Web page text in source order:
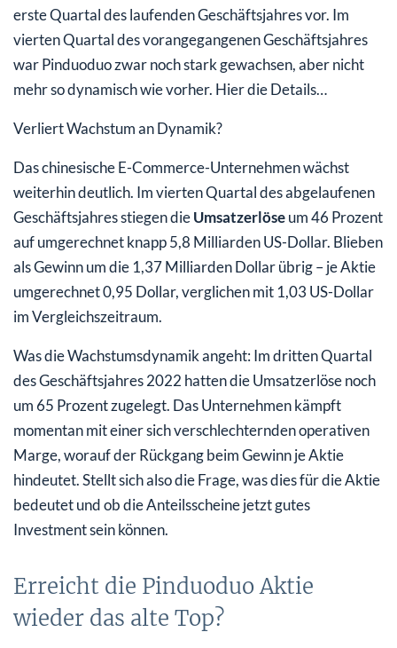
erste Quartal des laufenden Geschäftsjahres vor. Im
vierten Quartal des vorangegangenen Geschäftsjahres
war Pinduoduo zwar noch stark gewachsen, aber nicht
mehr so dynamisch wie vorher. Hier die Details…
Verliert Wachstum an Dynamik?
Das chinesische E-Commerce-Unternehmen wächst
weiterhin deutlich. Im vierten Quartal des abgelaufenen
Geschäftsjahres stiegen dieUmsatzerlöseum 46 Prozent
auf umgerechnet knapp 5,8 Milliarden US-Dollar. Blieben
als Gewinn um die 1,37 Milliarden Dollar übrig – je Aktie
umgerechnet 0,95 Dollar, verglichen mit 1,03 US-Dollar
im Vergleichszeitraum.
Was die Wachstumsdynamik angeht: Im dritten Quartal
des Geschäftsjahres 2022 hatten die Umsatzerlöse noch
um 65 Prozent zugelegt. Das Unternehmen kämpft
momentan mit einer sich verschlechternden operativen
Marge, worauf der Rückgang beim Gewinn je Aktie
hindeutet. Stellt sich also die Frage, was dies für die Aktie
bedeutet und ob die Anteilsscheine jetzt gutes
Investment sein können.
Erreicht die Pinduoduo Aktie
wieder das alte Top?